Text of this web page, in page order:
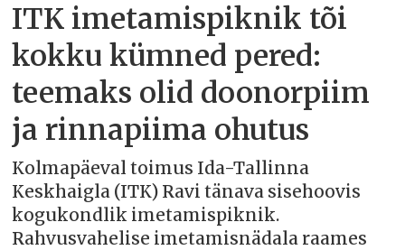
ITK imetamispiknik tõi
kokku kümned pered:
teemaks olid doonorpiim
ja rinnapiima ohutus
Kolmapäeval toimus Ida-Tallinna
Keskhaigla (ITK) Ravi tänava sisehoovis
kogukondlik imetamispiknik.
Rahvusvahelise imetamisnädala raames